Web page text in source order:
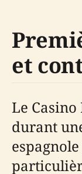
et
Le
durant